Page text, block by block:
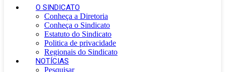
O SINDICATO
Conheça a Diretoria
Conheça o Sindicato
Estatuto do Sindicato
Politica de privacidade
Regionais do Sindicato
NOTÍCIAS
Pesquisar